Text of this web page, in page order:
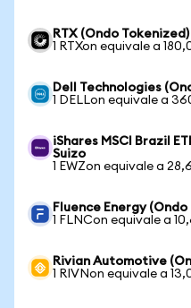
RTX (Ondo
1 RTXon equivale a
Dell Technologies
1 DELLon equivale a
iShares MSCI Brazil
Suizo
1 EWZon equivale a
Fluence Energy
1 FLNCon equivale a
Rivian Automotive
1 RIVNon equivale a